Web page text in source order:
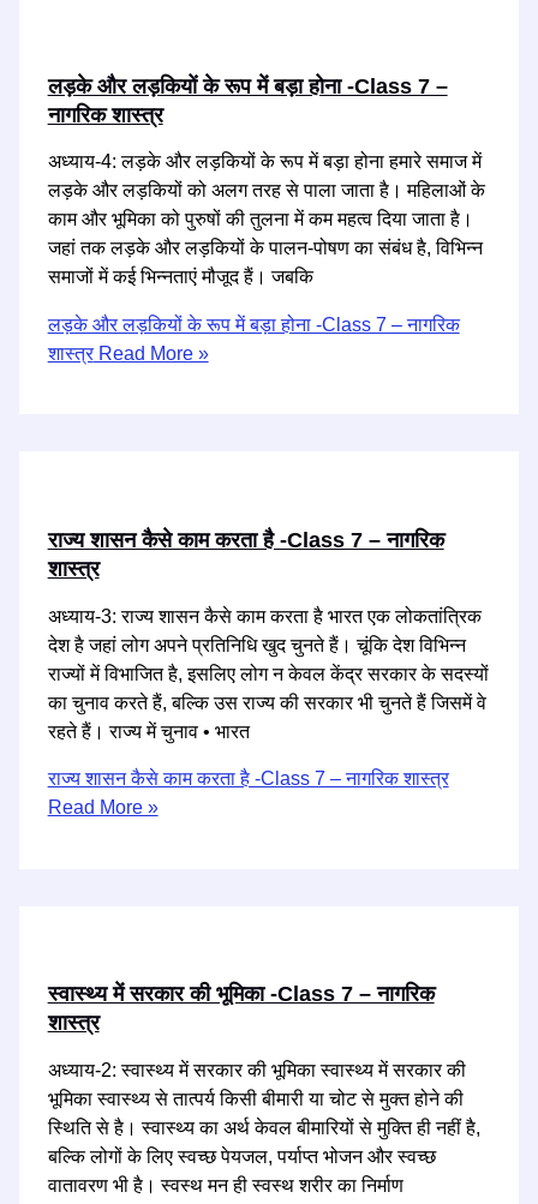
लड़के और लड़कियों के रूप में बड़ा होना -Class 7 –
नागरिक शास्त्र
अध्याय-4: लड़के और लड़कियों के रूप में बड़ा होना हमारे समाज में
लड़के और लड़कियों को अलग तरह से पाला जाता है। महिलाओं के
काम और भूमिका को पुरुषों की तुलना में कम महत्व दिया जाता है।
जहां तक लड़के और लड़कियों के पालन-पोषण का संबंध है, विभिन्न
समाजों में कई भिन्नताएं मौजूद हैं। जबकि
लड़के और लड़कियों के रूप में बड़ा होना -Class 7 – नागरिक
शास्त्रRead More »
राज्य शासन कैसे काम करता है -Class 7 – नागरिक
शास्त्र
अध्याय-3: राज्य शासन कैसे काम करता है भारत एक लोकतांत्रिक
देश है जहां लोग अपने प्रतिनिधि खुद चुनते हैं। चूंकि देश विभिन्न
राज्यों में विभाजित है, इसलिए लोग न केवल केंद्र सरकार के सदस्यों
का चुनाव करते हैं, बल्कि उस राज्य की सरकार भी चुनते हैं जिसमें वे
रहते हैं। राज्य में चुनाव • भारत
राज्य शासन कैसे काम करता है -Class 7 – नागरिक शास्त्र
Read More »
स्वास्थ्य में सरकार की भूमिका -Class 7 – नागरिक
शास्त्र
अध्याय-2: स्वास्थ्य में सरकार की भूमिका स्वास्थ्य में सरकार की
भूमिका स्वास्थ्य से तात्पर्य किसी बीमारी या चोट से मुक्त होने की
स्थिति से है। स्वास्थ्य का अर्थ केवल बीमारियों से मुक्ति ही नहीं है,
बल्कि लोगों के लिए स्वच्छ पेयजल, पर्याप्त भोजन और स्वच्छ
वातावरण भी है। स्वस्थ मन ही स्वस्थ शरीर का निर्माण